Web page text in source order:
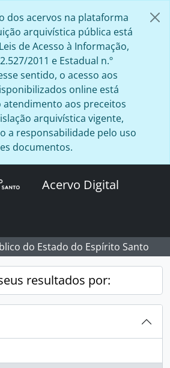
dos acervos na plataforma
arquivística pública está
de Acesso à Informação,
2011 e Estadual n.º
sentido, o acesso aos
online está
atendimento aos preceitos
arquivística vigente,
a responsabilidade pelo uso
documentos.
Acervo Digital
do Estado do Espírito Santo
resultados por: